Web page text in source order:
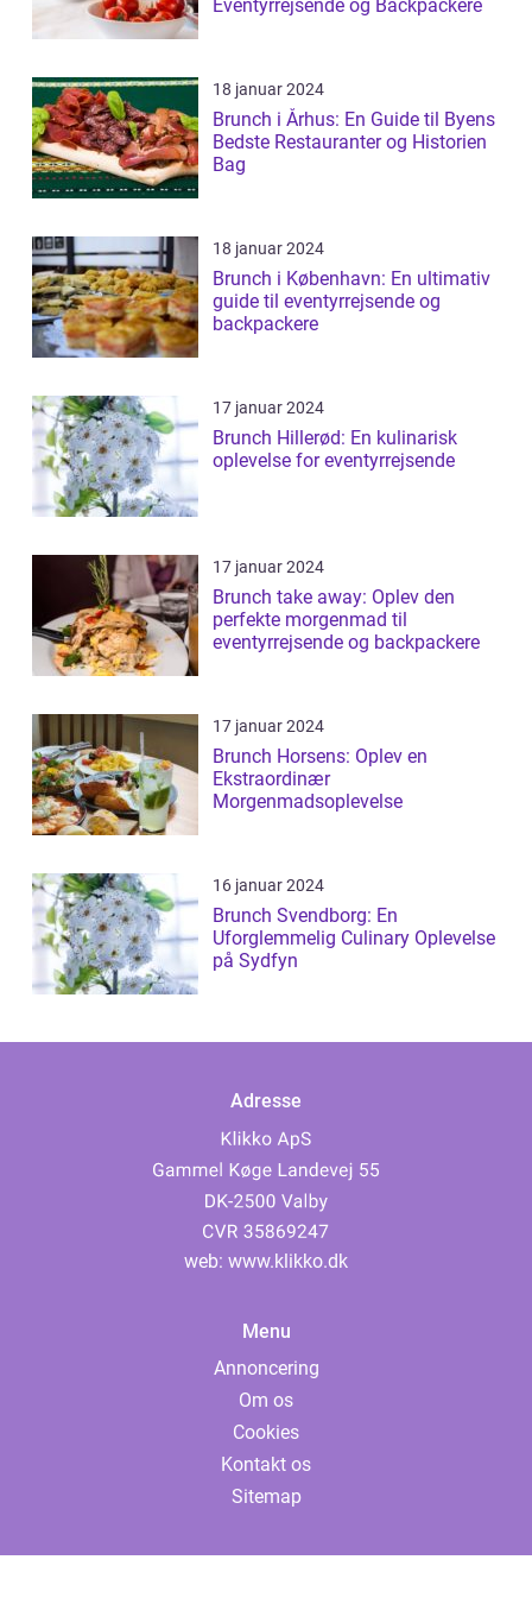
Eventyrrejsende og Backpackere
18 januar 2024
Brunch i Århus: En Guide til Byens
Bedste Restauranter og Historien
Bag
18 januar 2024
Brunch i København: En ultimativ
guide til eventyrrejsende og
backpackere
17 januar 2024
Brunch Hillerød: En kulinarisk
oplevelse for eventyrrejsende
17 januar 2024
Brunch take away: Oplev den
perfekte morgenmad til
eventyrrejsende og backpackere
17 januar 2024
Brunch Horsens: Oplev en
Ekstraordinær
Morgenmadsoplevelse
16 januar 2024
Brunch Svendborg: En
Uforglemmelig Culinary Oplevelse
på Sydfyn
Adresse
web: www.klikko.dk
Menu
Annoncering
Om os
Cookies
Kontakt os
Sitemap